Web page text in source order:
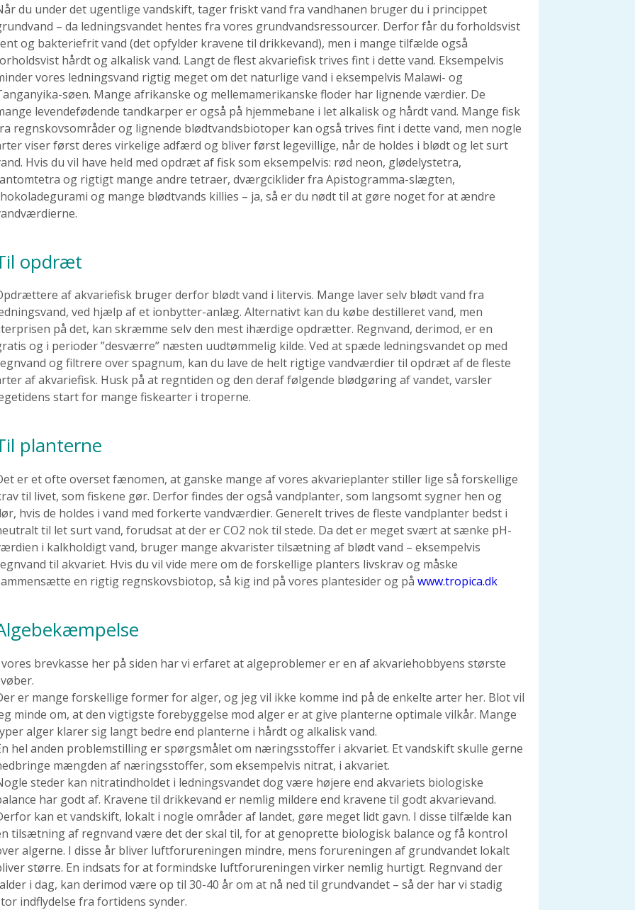
du under det ugentlige vandskift, tager friskt vand fra vandhanen bruger du i princippet
– da ledningsvandet hentes fra vores grundvandsressourcer. Derfor får du forholdsvist
og bakteriefrit vand (det opfylder kravene til drikkevand), men i mange tilfælde også
hårdt og alkalisk vand. Langt de flest akvariefisk trives fint i dette vand. Eksempelvis
vores ledningsvand rigtig meget om det naturlige vand i eksempelvis Malawi- og
søen. Mange afrikanske og mellemamerikanske floder har lignende værdier. De
levendefødende tandkarper er også på hjemmebane i let alkalisk og hårdt vand. Mange fisk
regnskovsområder og lignende blødtvandsbiotoper kan også trives fint i dette vand, men nogle
viser først deres virkelige adfærd og bliver først legevillige, når de holdes i blødt og let surt
Hvis du vil have held med opdræt af fisk som eksempelvis: rød neon, glødelystetra,
og rigtigt mange andre tetraer, dværgciklider fra Apistogramma-slægten,
og mange blødtvands killies – ja, så er du nødt til at gøre noget for at ændre
opdræt
af akvariefisk bruger derfor blødt vand i litervis. Mange laver selv blødt vand fra
ved hjælp af et ionbytter-anlæg. Alternativt kan du købe destilleret vand, men
på det, kan skræmme selv den mest ihærdige opdrætter. Regnvand, derimod, er en
og i perioder ”desværre” næsten uudtømmelig kilde. Ved at spæde ledningsvandet op med
og filtrere over spagnum, kan du lave de helt rigtige vandværdier til opdræt af de fleste
af akvariefisk. Husk på at regntiden og den deraf følgende blødgøring af vandet, varsler
start for mange fiskearter i troperne.
planterne
er et ofte overset fænomen, at ganske mange af vores akvarieplanter stiller lige så forskellige
til livet, som fiskene gør. Derfor findes der også vandplanter, som langsomt sygner hen og
hvis de holdes i vand med forkerte vandværdier. Generelt trives de fleste vandplanter bedst i
til let surt vand, forudsat at der er CO2 nok til stede. Da det er meget svært at sænke pH-
i kalkholdigt vand, bruger mange akvarister tilsætning af blødt vand – eksempelvis
til akvariet. Hvis du vil vide mere om de forskellige planters livskrav og måske
en rigtig regnskovsbiotop, så kig ind på vores plantesider og på www.tropica.dk
brevkasse her på siden har vi erfaret at algeproblemer er en af akvariehobbyens største
er mange forskellige former for alger, og jeg vil ikke komme ind på de enkelte arter her. Blot vil
minde om, at den vigtigste forebyggelse mod alger er at give planterne optimale vilkår. Mange
alger klarer sig langt bedre end planterne i hårdt og alkalisk vand.
hel anden problemstilling er spørgsmålet om næringsstoffer i akvariet. Et vandskift skulle gerne
mængden af næringsstoffer, som eksempelvis nitrat, i akvariet.
steder kan nitratindholdet i ledningsvandet dog være højere end akvariets biologiske
har godt af. Kravene til drikkevand er nemlig mildere end kravene til godt akvarievand.
kan et vandskift, lokalt i nogle områder af landet, gøre meget lidt gavn. I disse tilfælde kan
tilsætning af regnvand være det der skal til, for at genoprette biologisk balance og få kontrol
algerne. I disse år bliver luftforureningen mindre, mens forureningen af grundvandet lokalt
større. En indsats for at formindske luftforureningen virker nemlig hurtigt. Regnvand der
i dag, kan derimod være op til 30-40 år om at nå ned til grundvandet – så der har vi stadig
indflydelse fra fortidens synder.